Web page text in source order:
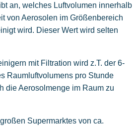
an, welches Luftvolumen innerhalb
von Aerosolen im Größenbereich
wird. Dieser Wert wird selten
mit Filtration wird z.T. der 6-
Raumluftvolumens pro Stunde
die Aerosolmenge im Raum zu
Supermarktes von ca.